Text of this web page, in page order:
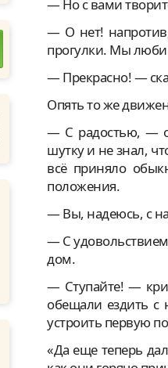
— Но с вами
— О нет!
прогулки. Мы
— Прекрасно! —
Опять то же
— С радостью, —
шутку и не знал,
всё приняло
положения.
— Вы, надеюсь, с
— С
дом.
— Ступайте! —
обещали ездить с
устроить первую
«Да еще теперь